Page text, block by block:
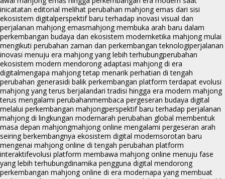
inicatatan editorial melihat perubahan mahjong emas dari sisi
ekosistem digitalperspektif baru terhadap inovasi visual dan
perjalanan mahjong emasmahjong membuka arah baru dalam
perkembangan budaya dan ekosistem modernketika mahjong mulai
mengikuti perubahan zaman dan perkembangan teknologiperjalanan
inovasi menuju era mahjong yang lebih terhubungperubahan
ekosistem modern mendorong adaptasi mahjong di era
digitalmengapa mahjong tetap menarik perhatian di tengah
perubahan generasidi balik perkembangan platform terdapat evolusi
mahjong yang terus berjalandari tradisi hingga era modern mahjong
terus mengalami perubahanmembaca pergeseran budaya digital
melalui perkembangan mahjongperspektif baru terhadap perjalanan
mahjong di lingkungan modernarah perubahan global membentuk
masa depan mahjongmahjong online mengalami pergeseran arah
seiring berkembangnya ekosistem digital modernsorotan baru
mengenai mahjong online di tengah perubahan platform
interaktifevolusi platform membawa mahjong online menuju fase
yang lebih terhubungdinamika pengguna digital mendorong
perkembangan mahjong online di era modernapa yang membuat